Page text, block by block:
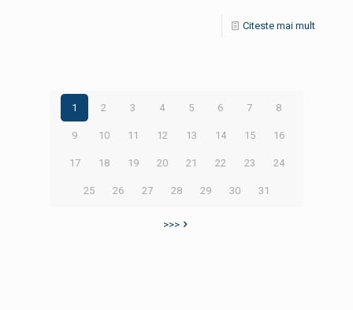
Citeste mai mult
1 2 3 4 5 6 7 8
9 10 11 12 13 14 15 16
17 18 19 20 21 22 23 24
25 26 27 28 29 30 31
>>>